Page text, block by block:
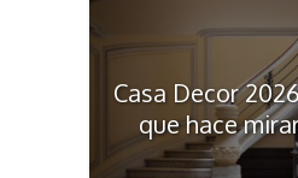
Casa Decor
que hace